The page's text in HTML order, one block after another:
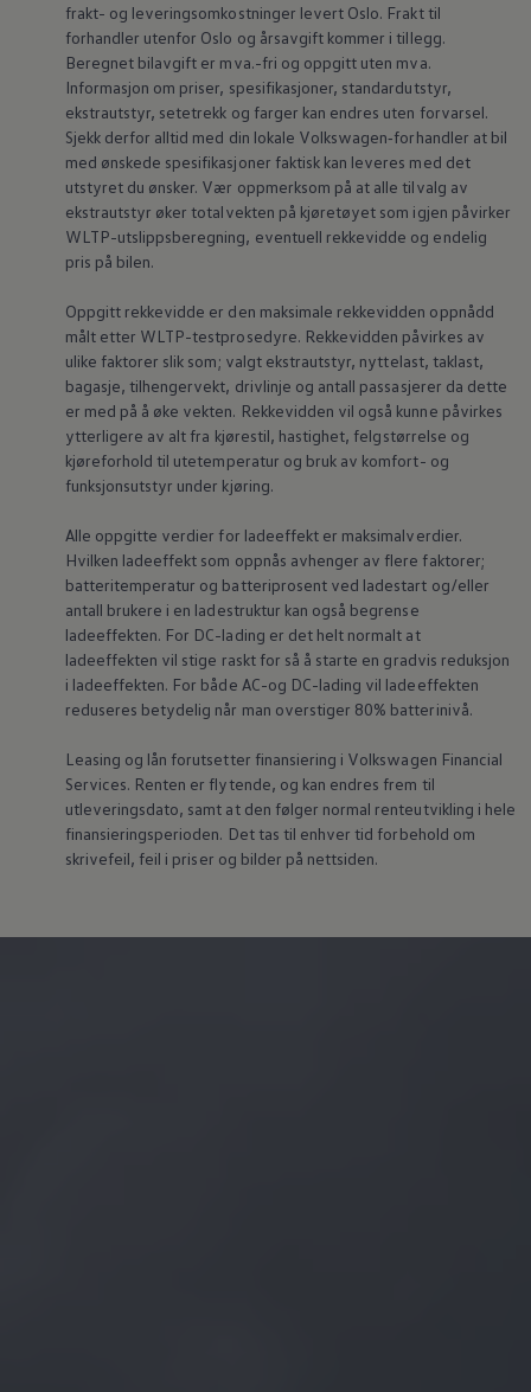
frakt- og leveringsomkostninger levert Oslo. Frakt til
forhandler utenfor Oslo og årsavgift kommer i tillegg.
Beregnet bilavgift er mva.-fri og oppgitt uten mva.
Informasjon om priser, spesifikasjoner, standardutstyr,
ekstrautstyr, setetrekk og farger kan endres uten forvarsel.
Sjekk derfor alltid med din lokale Volkswagen‑forhandler at bil
med ønskede spesifikasjoner faktisk kan leveres med det
utstyret du ønsker. Vær oppmerksom på at alle tilvalg av
ekstrautstyr øker totalvekten på kjøretøyet som igjen påvirker
WLTP-utslippsberegning, eventuell rekkevidde og endelig
pris på bilen.
Oppgitt rekkevidde er den maksimale rekkevidden oppnådd
målt etter WLTP-testprosedyre. Rekkevidden påvirkes av
ulike faktorer slik som; valgt ekstrautstyr, nyttelast, taklast,
bagasje, tilhengervekt, drivlinje og antall passasjerer da dette
er med på å øke vekten. Rekkevidden vil også kunne påvirkes
ytterligere av alt fra kjørestil, hastighet, felgstørrelse og
kjøreforhold til utetemperatur og bruk av komfort- og
funksjonsutstyr under kjøring.
Alle oppgitte verdier for ladeeffekt er maksimalverdier.
Hvilken ladeeffekt som oppnås avhenger av flere faktorer;
batteritemperatur og batteriprosent ved ladestart og/eller
antall brukere i en ladestruktur kan også begrense
ladeeffekten. For DC-lading er det helt normalt at
ladeeffekten vil stige raskt for så å starte en gradvis reduksjon
i ladeeffekten. For både AC-og DC-lading vil ladeeffekten
reduseres betydelig når man overstiger 80% batterinivå.
Leasing og lån forutsetter finansiering i Volkswagen Financial
Services. Renten er flytende, og kan endres frem til
utleveringsdato, samt at den følger normal renteutvikling i hele
finansieringsperioden. Det tas til enhver tid forbehold om
skrivefeil, feil i priser og bilder på nettsiden.